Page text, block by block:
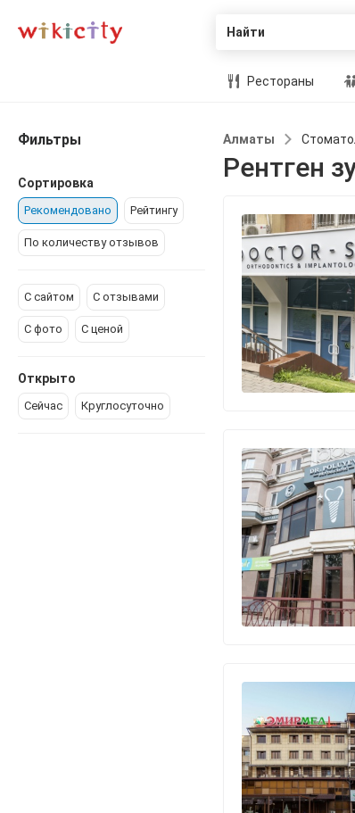
Найти
Рестораны
Фильтры
Сортировка
Рекомендовано Рейтингу
По количеству отзывов
С сайтом С отзывами
С фото С ценой
Открыто
Сейчас Круглосуточно
Алматы
Рентген